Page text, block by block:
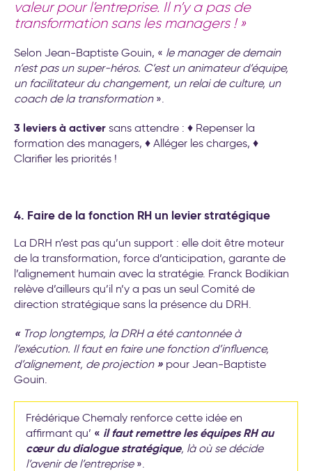
valeur pour l’entreprise. Il n’y a pas de
transformation sans les managers !»
Selon Jean-Baptiste Gouin, « le manager de demain
n’est pas un super-héros. C’est un animateur d’équipe,
un facilitateur du changement, un relai de culture, un
coach de la transformation».
3 leviers à activer sans attendre : ♦ Repenser la
formation des managers, ♦ Alléger les charges, ♦
Clarifier les priorités !
4. Faire de la fonction RH un levier stratégique
La DRH n’est pas qu’un support : elle doit être moteur
de la transformation, force d’anticipation, garante de
l’alignement humain avec la stratégie. Franck Bodikian
relève d’ailleurs qu’il n’y a pas un seul Comité de
direction stratégique sans la présence du DRH.
«Trop longtemps, la DRH a été cantonnée à
l’exécution. Il faut en faire une fonction d’influence,
d’alignement, de projection » pour Jean-Baptiste
Gouin.
Frédérique Chemaly renforce cette idée en
affirmant qu’ « il faut remettre les équipes RH au
cœur du dialogue stratégique, là où se décide
l’avenir de l’entreprise».